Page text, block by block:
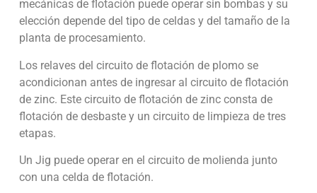
mecánicas de flotación puede operar sin bombas y su
elección depende del tipo de celdas y del tamaño de la
planta de procesamiento.
Los relaves del circuito de flotación de plomo se
acondicionan antes de ingresar al circuito de flotación
de zinc. Este circuito de flotación de zinc consta de
flotación de desbaste y un circuito de limpieza de tres
etapas.
Un Jig puede operar en el circuito de molienda junto
con una celda de flotación.